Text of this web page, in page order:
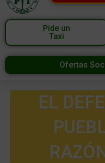
Pide un
Taxi
Ofertas
EL